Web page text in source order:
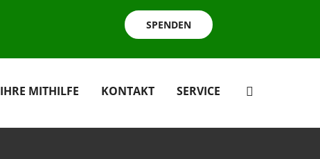
SPENDEN
IHRE MITHILFE KONTAKT SERVICE